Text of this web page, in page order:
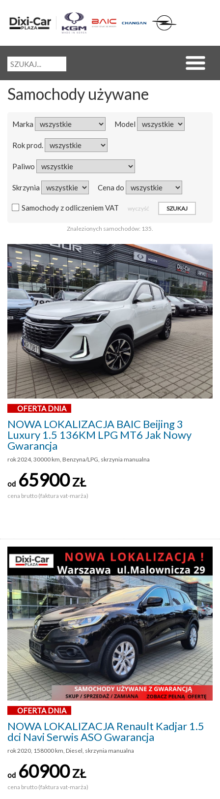
Samochody używane
Marka Model
Rok prod.
Paliwo
Skrzynia Cena do
Samochody z odliczeniem VAT wyczyść
Znalezionych samochodów: 135.
OFERTA DNIA
NOWA LOKALIZACJA BAIC Beijing 3
Luxury 1.5 136KM LPG MT6 Jak Nowy
Gwarancja
rok 2024, 30000 km, Benzyna/LPG, skrzynia manualna
od 65900ZŁ
cena brutto (faktura vat-marża)
OFERTA DNIA
NOWA LOKALIZACJA Renault Kadjar 1.5
dci Navi Serwis ASO Gwarancja
rok 2020, 158000 km, Diesel, skrzynia manualna
od 60900ZŁ
cena brutto (faktura vat-marża)